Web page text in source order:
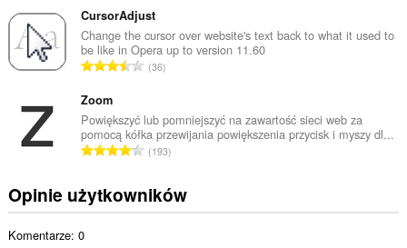
c
z
b
a
e
n
:
t
a
l
z
b
a
c
e
ł
k
o
w
a
l
z
b
CursorAdjust
Change the cursor over website's text back to what it used to
be like in Opera up to version 11.60
C
k
o
w
t
a
36
Zoom
Powiększyć lub pomniejszyć na zawartość sieci web za
pomocą kółka przewijania powiększenia przycisk i myszy dl...
C
k
193
Opinie użytkowników
Komentarze: 0